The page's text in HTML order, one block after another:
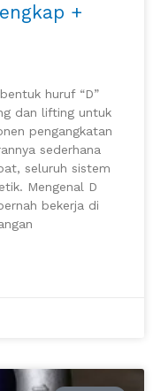
+
huruf “D”
dan lifting untuk
pengangkatan
sederhana
seluruh sistem
Mengenal D
bekerja di